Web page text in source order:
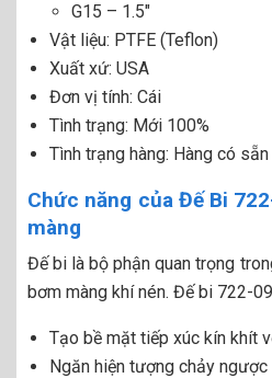
G15 – 1.5″
Vật liệu: PTFE (Teflon)
Xuất xứ: USA
Đơn vị tính: Cái
Tình trạng: Mới 100%
Tình trạng hàng: Hàng có sẵn
Chức năng của Đế Bi
màng
Đế bi là bộ phận quan trọng
bơm màng khí nén. Đế bi 722-
Tạo bề mặt tiếp xúc kín khít
Ngăn hiện tượng chảy